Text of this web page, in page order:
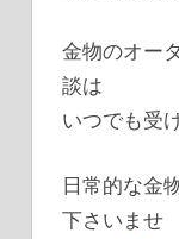
金物のオー
談は
いつでも受
日常的な金
下さいませ